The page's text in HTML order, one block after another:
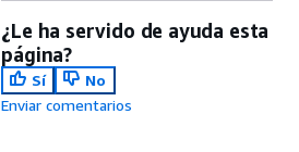
¿Le ha servido de ayuda esta
página?
Sí
No
Enviar comentarios